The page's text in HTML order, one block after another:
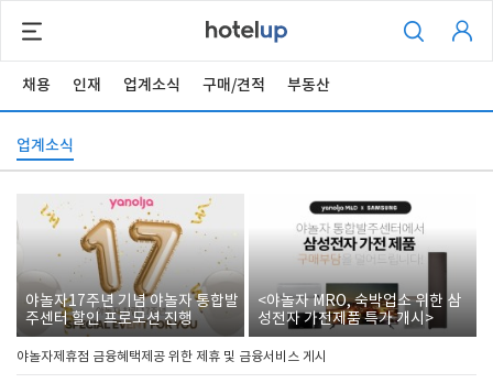
채용 인재 업계소식 구매/견적 부동산
업계소식
야놀자17주년 기념 야놀자 통합발
주센터 할인 프로모션 진행
<야놀자 MRO, 숙박업소 위한 삼
성전자 가전제품 특가 개시>
야놀자제휴점 금융혜택제공 위한 제휴 및 금융서비스 게시